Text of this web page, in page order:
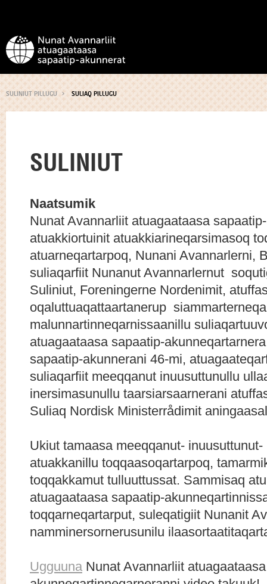
SULINIUT PILLUGU SULIAQ PILLUGU
SULINIUT
Naatsumik
Nunat Avannarliit atuagaataasa
atuakkiortuinit atuakkiarineqarsimasoq
atuarneqartarpoq, Nunani Avannarlerni,
suliaqarfiit Nunanut Avannarlernut
Suliniut, Foreningerne Nordenimit,
oqaluttuaqattaartanerup
malunnartinneqarnissaanillu
atuagaataasa sapaatip-
sapaatip-akunnerani 46-mi,
suliaqarfiit meeqqanut inuusuttunullu
inersimasunullu taarsiarsaarnerani
Suliaq Nordisk Ministerrådimit
Ukiut tamaasa meeqqanut-
atuakkanillu toqqaasoqartarpoq,
toqqakkamut tulluuttussat. Sammisaq
atuagaataasa sapaatip-
toqqarneqartarput, suleqatigiit Nunanit
namminersornerusunilu
Ugguuna Nunat Avannarliit